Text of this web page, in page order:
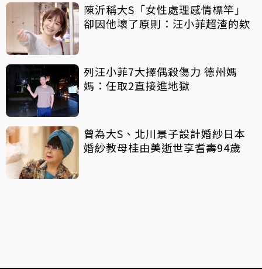
陳沂稱大S「女性處理感情標竿」
卻因他壞了原則：汪小菲超渣的欸
列汪小菲7大擇偶殺傷力 德州媽
媽：任取2直接進地獄
曾為大S、北川景子設計婚紗日本
婚紗教母桂由美逝世享耆壽94歲